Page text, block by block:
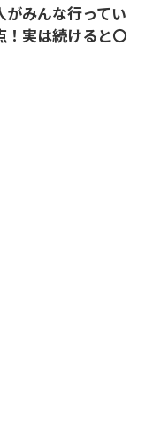
がみんな行ってい
！実は続けると〇